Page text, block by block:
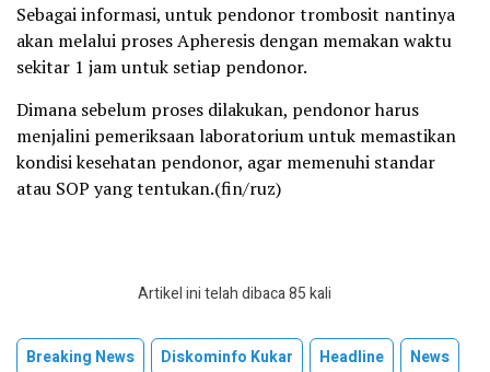
Sebagai informasi, untuk pendonor trombosit nantinya
akan melalui proses Apheresis dengan memakan waktu
sekitar 1 jam untuk setiap pendonor.
Dimana sebelum proses dilakukan, pendonor harus
menjalini pemeriksaan laboratorium untuk memastikan
kondisi kesehatan pendonor, agar memenuhi standar
atau SOP yang tentukan.(fin/ruz)
Artikel ini telah dibaca 85 kali
Breaking News Diskominfo Kukar Headline News